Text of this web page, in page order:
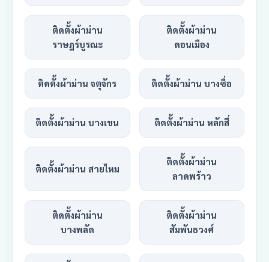
ติดตั้งผ้าม่าน
ราษฎร์บูรณะ
ติดตั้งผ้าม่าน
ดอนเมือง
ติดตั้งผ้าม่าน จตุจักร ติดตั้งผ้าม่าน บางซื่อ
ติดตั้งผ้าม่าน บางเขน ติดตั้งผ้าม่าน หลักสี่
ติดตั้งผ้าม่าน สายไหม
ติดตั้งผ้าม่าน
ลาดพร้าว
ติดตั้งผ้าม่าน
บางพลัด
ติดตั้งผ้าม่าน
สัมพันธวงศ์